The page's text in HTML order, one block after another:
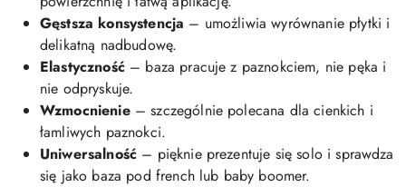
Gęstsza konsystencja – umożliwia wyrównanie płytki i
delikatną nadbudowę.
Elastyczność– baza pracuje z paznokciem, nie pęka i
nie odpryskuje.
Wzmocnienie– szczególnie polecana dla cienkich i
łamliwych paznokci.
Uniwersalność – pięknie prezentuje się solo i sprawdza
się jako baza pod french lub baby boomer.